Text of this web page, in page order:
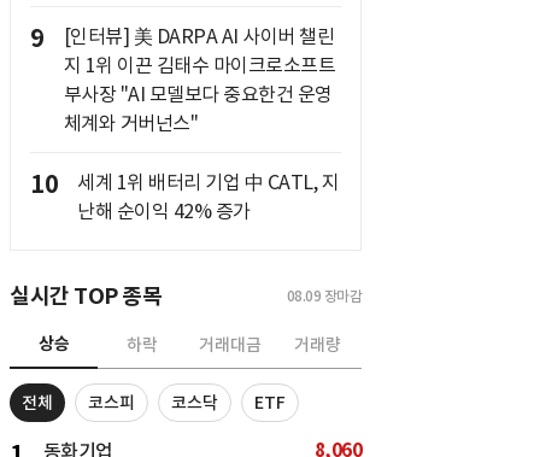
9
[인터뷰] 美 DARPA AI 사이버 챌린
지 1위 이끈 김태수 마이크로소프트
부사장 "AI 모델보다 중요한건 운영
체계와 거버넌스"
10
세계 1위 배터리 기업 中 CATL, 지
난해 순이익 42% 증가
실시간 TOP 종목 08.09 장마감
상승 하락 거래대금 거래량
전체 코스피 코스닥 ETF
동화기업 8,060